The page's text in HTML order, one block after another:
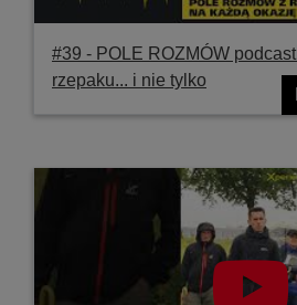
#39 ‐ POLE ROZMÓW
rzepaku... i nie tylko